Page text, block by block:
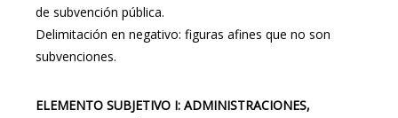
de subvención pública.
Delimitación en negativo: figuras afines que no son
subvenciones.
ELEMENTO SUBJETIVO I: ADMINISTRACIONES,